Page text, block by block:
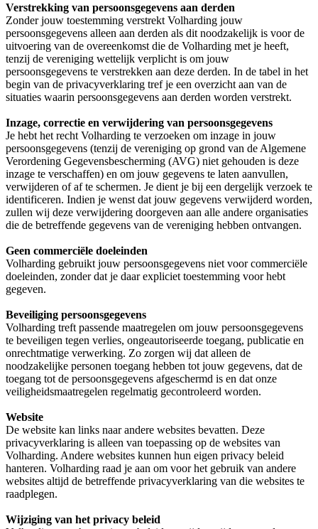
Verstrekking van persoonsgegevens aan derden
Zonder jouw toestemming verstrekt Volharding jouw
persoonsgegevens alleen aan derden als dit noodzakelijk is voor de
uitvoering van de overeenkomst die de Volharding met je heeft,
tenzij de vereniging wettelijk verplicht is om jouw
persoonsgegevens te verstrekken aan deze derden. In de tabel in het
begin van de privacyverklaring tref je een overzicht aan van de
situaties waarin persoonsgegevens aan derden worden verstrekt.
Inzage, correctie en verwijdering van persoonsgegevens
Je hebt het recht Volharding te verzoeken om inzage in jouw
persoonsgegevens (tenzij de vereniging op grond van de Algemene
Verordening Gegevensbescherming (AVG) niet gehouden is deze
inzage te verschaffen) en om jouw gegevens te laten aanvullen,
verwijderen of af te schermen. Je dient je bij een dergelijk verzoek te
identificeren. Indien je wenst dat jouw gegevens verwijderd worden,
zullen wij deze verwijdering doorgeven aan alle andere organisaties
die de betreffende gegevens van de vereniging hebben ontvangen.
Geen commerciële doeleinden
Volharding gebruikt jouw persoonsgegevens niet voor commerciële
doeleinden, zonder dat je daar expliciet toestemming voor hebt
gegeven.
Beveiliging persoonsgegevens
Volharding treft passende maatregelen om jouw persoonsgegevens
te beveiligen tegen verlies, ongeautoriseerde toegang, publicatie en
onrechtmatige verwerking. Zo zorgen wij dat alleen de
noodzakelijke personen toegang hebben tot jouw gegevens, dat de
toegang tot de persoonsgegevens afgeschermd is en dat onze
veiligheidsmaatregelen regelmatig gecontroleerd worden.
Website
De website kan links naar andere websites bevatten. Deze
privacyverklaring is alleen van toepassing op de websites van
Volharding. Andere websites kunnen hun eigen privacy beleid
hanteren. Volharding raad je aan om voor het gebruik van andere
websites altijd de betreffende privacyverklaring van die websites te
raadplegen.
Wijziging van het privacy beleid